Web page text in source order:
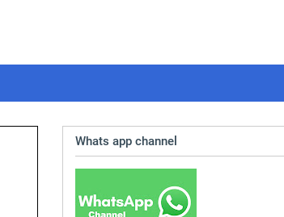
Whats app channel